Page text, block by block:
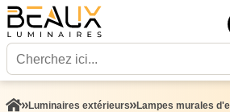
Luminaires extérieurs Lampes murales